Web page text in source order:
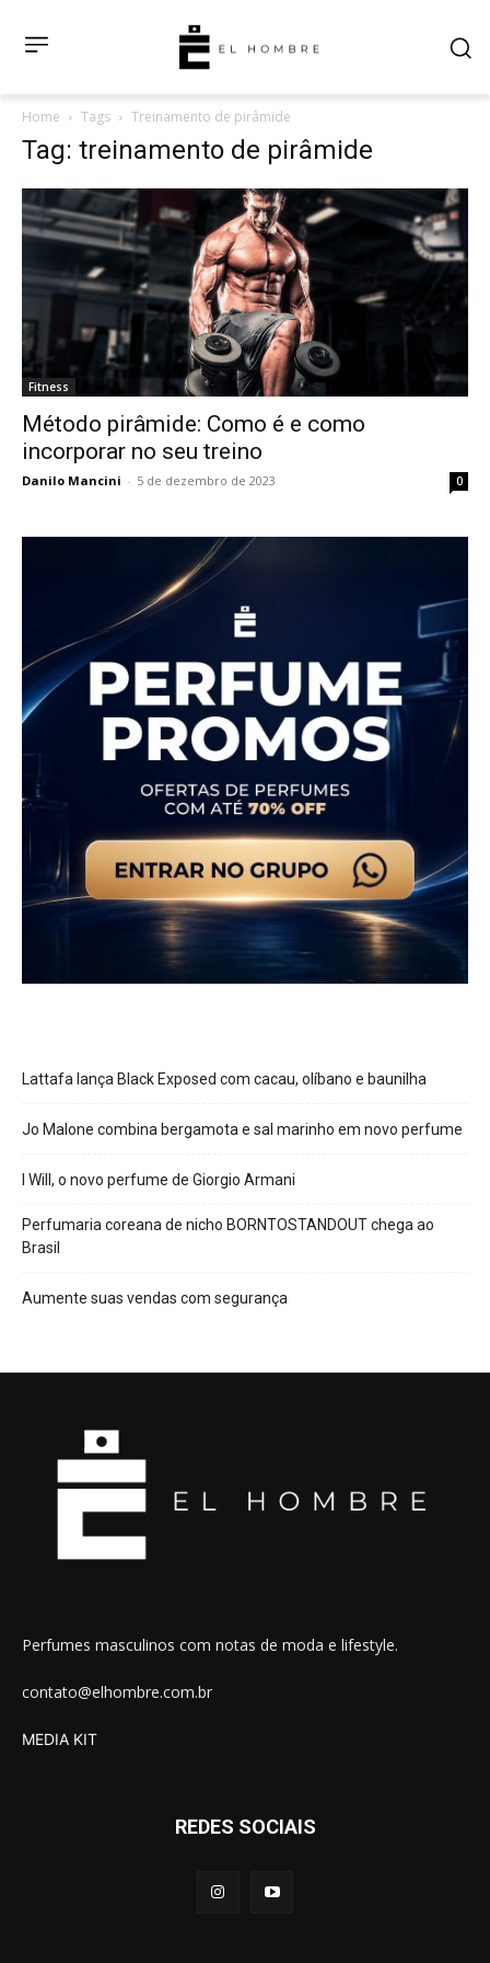
Home Tags Treinamento de pirâmide
Tag: treinamento de pirâmide
Fitness
Método pirâmide: Como é e como
incorporar no seu treino
Danilo Mancini - 5 de dezembro de 2023 0
Lattafa lança Black Exposed com cacau, olíbano e baunilha
Jo Malone combina bergamota e sal marinho em novo perfume
I Will, o novo perfume de Giorgio Armani
Perfumaria coreana de nicho BORNTOSTANDOUT chega ao
Brasil
Aumente suas vendas com segurança
Perfumes masculinos com notas de moda e lifestyle.
contato@elhombre.com.br
MEDIA KIT
REDES SOCIAIS